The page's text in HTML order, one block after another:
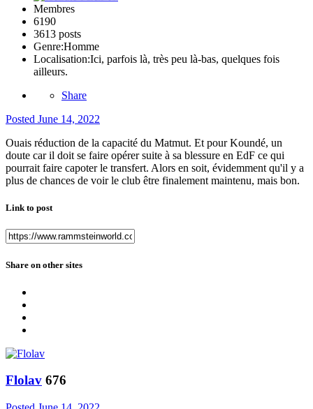
Membres
6190
3613 posts
Genre:Homme
Localisation:Ici, parfois là, très peu là-bas, quelques fois
ailleurs.
Share
Posted June 14, 2022
Ouais réduction de la capacité du Matmut. Et pour Koundé, un
doute car il doit se faire opérer suite à sa blessure en EdF ce qui
pourrait faire capoter le transfert. Alors en soit, évidemment qu'il y a
plus de chances de voir le club être finalement maintenu, mais bon.
Link to post
Share on other sites
Flolav 676